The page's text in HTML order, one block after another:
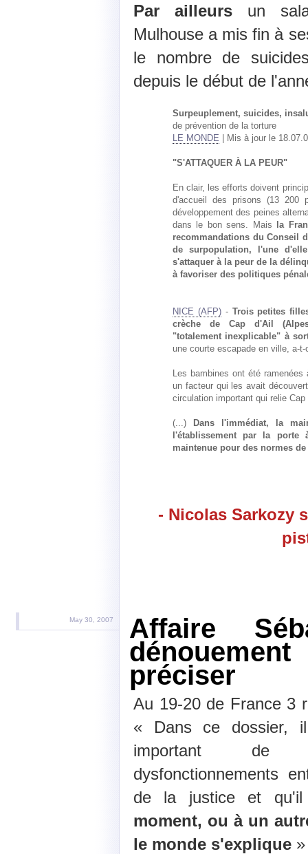
Par ailleursun
Mulhouse a mis fin à
le nombre de
depuis le début de
Surpeuplement, suicides,
de prévention de la torture
LE MONDE | Mis à jour le
"S'ATTAQUER À LA PEUR"
En clair, les efforts doivent
d'accueil des prisons (13 200
développement des peines
dans le bon sens. Mais
la
recommandations du Conseil
de surpopulation, l'une
s'attaquer à la peur de la
à favoriser des politiques
NICE (AFP)- Trois petites
crèche de Cap d'Ail
"totalement inexplicable" à
une courte escapade en ville, a-
Les bambines ont été
un facteur qui les avait
circulation important qui relie
(...)
Dans l'immédiat, la
l'établissement par la
maintenue pour des normes
- Nicolas Sarkozy
May 30, 2007 Affaire
préciser
Au 19-20 de France 3
« Dans ce dossier,
important de
dysfonctionnements
de la justice et
moment, ou à un
le monde s'explique